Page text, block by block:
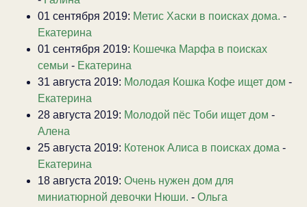
01 сентября 2019: Метис Хаски в поисках дома. -
Екатерина
01 сентября 2019: Кошечка Марфа в поисках
семьи - Екатерина
31 августа 2019: Молодая Кошка Кофе ищет дом -
Екатерина
28 августа 2019: Молодой пёс Тоби ищет дом -
Алена
25 августа 2019: Котенок Алиса в поисках дома -
Екатерина
18 августа 2019: Очень нужен дом для
миниатюрной девочки Нюши. - Ольга